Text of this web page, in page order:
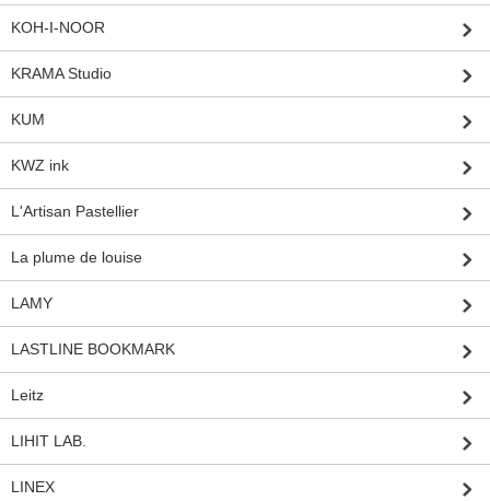
KOH-I-NOOR
KRAMA Studio
KUM
KWZ ink
L'Artisan Pastellier
La plume de louise
LAMY
LASTLINE BOOKMARK
Leitz
LIHIT LAB.
LINEX